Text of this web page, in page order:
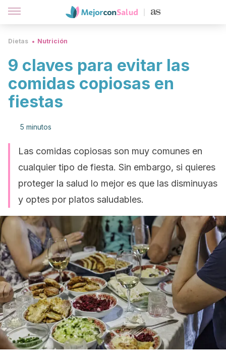
Dietas Nutrición
9 claves para evitar las
comidas copiosas en
fiestas
5 minutos
Las comidas copiosas son muy comunes en
cualquier tipo de fiesta. Sin embargo, si quieres
proteger la salud lo mejor es que las disminuyas
y optes por platos saludables.